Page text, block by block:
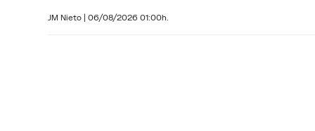
JM Nieto | 06/08/2026 01:00h.